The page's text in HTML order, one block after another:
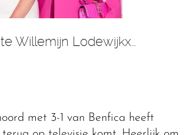
Willemijn Lodewijkx…
met 3-1 van Benfica heeft